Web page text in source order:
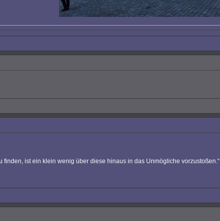
finden, ist ein klein wenig über diese hinaus in das Unmögliche vorzustoßen.“